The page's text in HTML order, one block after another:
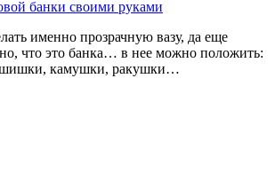
именно прозрачную вазу, да еще
что это банка… в нее можно положить:
шишки, камушки, ракушки…